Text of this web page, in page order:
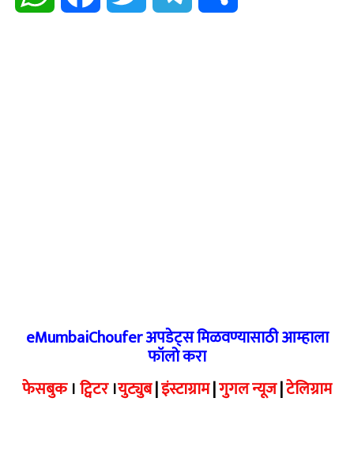
eMumbaiChoufer अपडेट्स मिळवण्यासाठी आम्हाला
फॉलो करा
फेसबुक।ट्विटर।युट्युब|इंस्टाग्राम|गुगल न्यूज|टेलिग्राम